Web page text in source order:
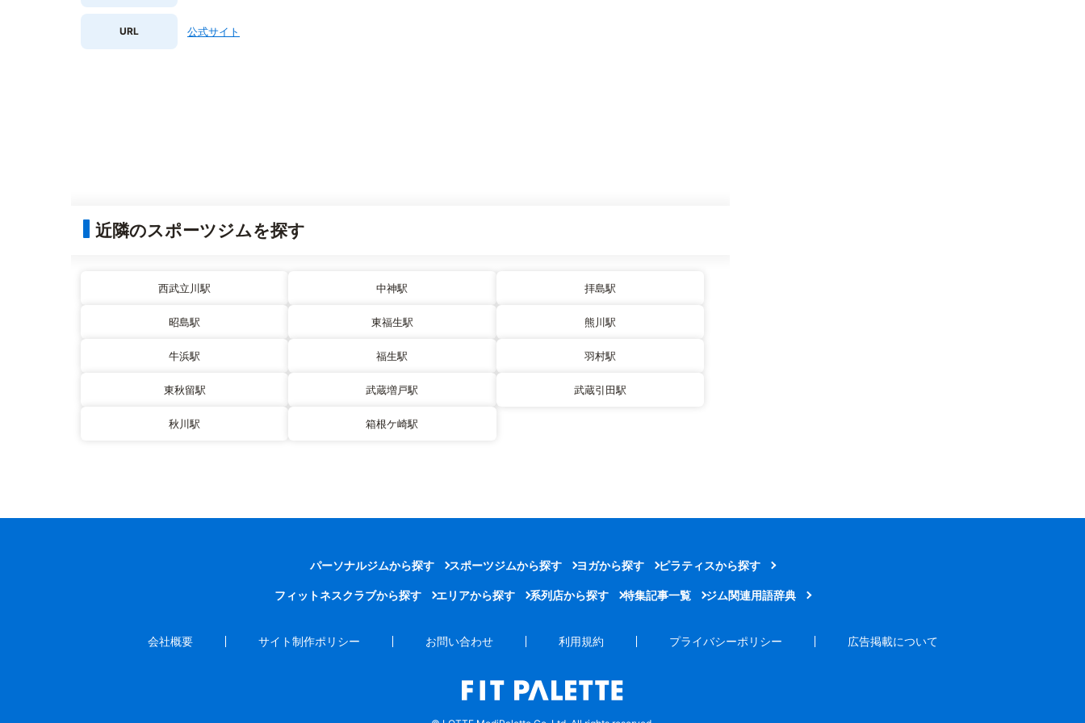
URL 公式サイト
近隣のスポーツジムを探す
西武立川駅 中神駅 拝島駅
昭島駅 東福生駅 熊川駅
牛浜駅 福生駅 羽村駅
東秋留駅 武蔵増戸駅 武蔵引田駅
秋川駅 箱根ケ崎駅
パーソナルジムから探す スポーツジムから探す ヨガから探す ピラティスから探す
フィットネスクラブから探す エリアから探す 系列店から探す 特集記事一覧 ジム関連用語辞典
会社概要 サイト制作ポリシー お問い合わせ 利用規約 プライバシーポリシー 広告掲載について